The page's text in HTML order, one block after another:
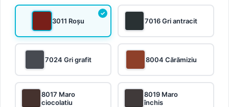
3011 Roșu 7016 Gri antracit
7024 Gri grafit 8004 Cărămiziu
8017 Maro
ciocolatiu
8019 Maro
închis